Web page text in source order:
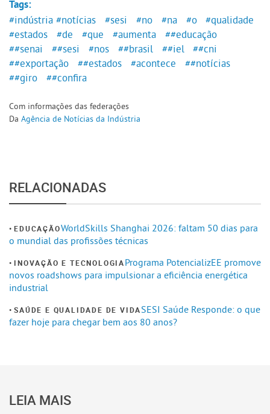
Tags:
#indústria #notícias #sesi #no #na #o
#qualidade
#estados
#de #que #aumenta
##educação
##senai
##sesi #nos ##brasil ##iel
##cni
##exportação
##estados #acontece
##notícias
##giro
##confira
Com informações das federações
Da Agência de Notícias da Indústria
RELACIONADAS
EDUCAÇÃOWorldSkills Shanghai 2026: faltam 50 dias para
o mundial das profissões técnicas
INOVAÇÃO E TECNOLOGIAPrograma PotencializEE promove
novos roadshows para impulsionar a eficiência energética
industrial
SAÚDE E QUALIDADE DE VIDASESI Saúde Responde: o que
fazer hoje para chegar bem aos 80 anos?
LEIA MAIS